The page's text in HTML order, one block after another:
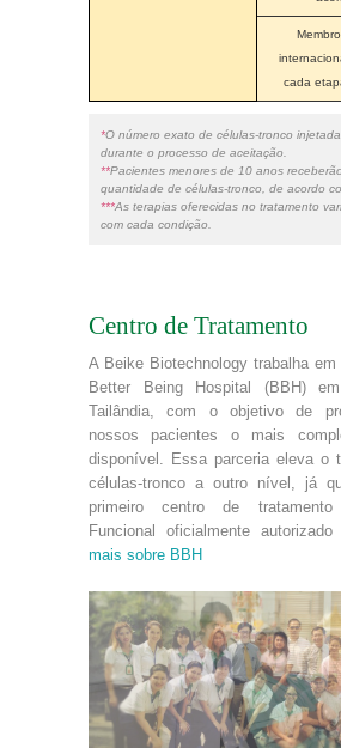
cada
*O número exato de células-tronco
durante o processo de aceitação.
**Pacientes menores de 10 anos
quantidade de células-tronco, de acordo
***As terapias oferecidas no tratamento
com cada condição.
Centro de Tratamento
A Beike Biotechnology trabalha
Better Being Hospital (BBH)
Tailândia, com o objetivo de
nossos pacientes o mais
disponível. Essa parceria eleva o
células-tronco a outro nível, já
primeiro centro de
Funcional oficialmente
mais sobre BBH